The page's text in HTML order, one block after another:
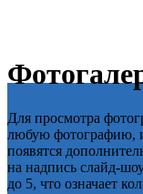
Для просмотра
любую фотографию, и
появятся
на надпись слайд-
до 5, что означает